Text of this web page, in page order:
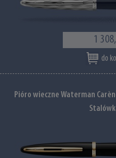
1
do
Pióro wieczne Waterman